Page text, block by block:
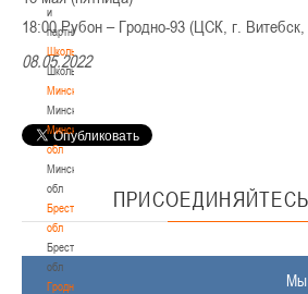
и
партнеры
Школы
Школы
Минск
Минск
Минская
обл
Минская
обл
Брестская
обл
Брестская
обл
Гродненская
18:00 Рубон – Гродно-93 (ЦСК, г.
08.05.2022
ПРИСОЕДИНЯЙТЕСЬ
Мы